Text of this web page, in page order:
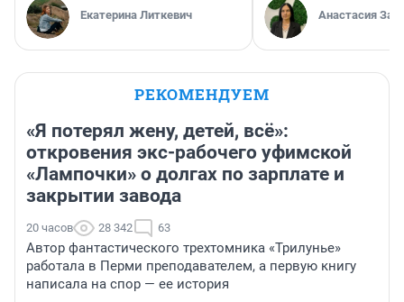
Екатерина Литкевич Анастасия
РЕКОМЕНДУЕМ
«Я потерял жену, детей, всё»:
откровения экс-рабочего уфимской
«Лампочки» о долгах по зарплате и
закрытии завода
20 часов 28 342 63
Автор фантастического трехтомника «Трилунье»
работала в Перми преподавателем, а первую книгу
написала на спор — ее история